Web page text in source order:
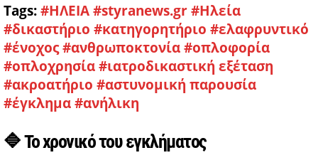
Tags:#ΗΛΕΙΑ#styranews.gr#Ηλεία
#δικαστήριο #κατηγορητήριο #ελαφρυντικό
#ένοχος#ανθρωποκτονία#οπλοφορία
#οπλοχρησία#ιατροδικαστική εξέταση
#ακροατήριο #αστυνομική παρουσία
#έγκλημα#ανήλικη
🔷 Το χρονικό του εγκλήματος